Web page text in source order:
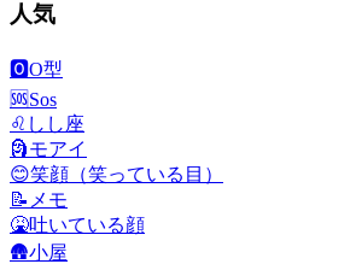
人気
🅾️O型
🆘Sos
♌ しし座
🗿モアイ
😊笑顔（笑っている目）
📝 メモ
🤮吐いている顔
🛖小屋